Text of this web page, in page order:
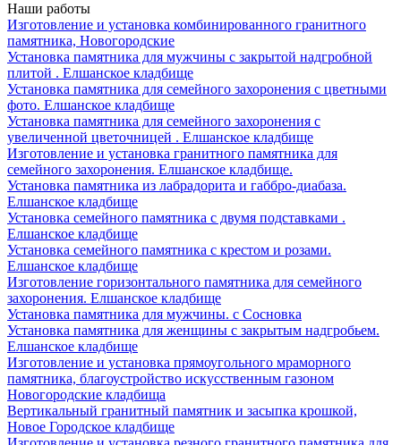
Наши работы
Изготовление и установка комбинированного гранитного
памятника, Новогородские
Установка памятника для мужчины с закрытой надгробной
плитой . Елшанское кладбище
Установка памятника для семейного захоронения с цветными
фото. Елшанское кладбище
Установка памятника для семейного захоронения с
увеличенной цветочницей . Елшанское кладбище
Изготовление и установка гранитного памятника для
семейного захоронения. Елшанское кладбище.
Установка памятника из лабрадорита и габбро-диабаза.
Елшанское кладбище
Установка семейного памятника с двумя подставками .
Елшанское кладбище
Установка семейного памятника с крестом и розами.
Елшанское кладбище
Изготовление горизонтального памятника для семейного
захоронения. Елшанское кладбище
Установка памятника для мужчины. с Сосновка
Установка памятника для женщины с закрытым надгробьем.
Елшанское кладбище
Изготовление и установка прямоугольного мраморного
памятника, благоустройство искусственным газоном
Новогородские кладбища
Вертикальный гранитный памятник и засыпка крошкой,
Новое Городское кладбище